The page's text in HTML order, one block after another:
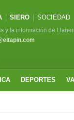
SIERO SOCIEDAD
y la información de
DEPORTES